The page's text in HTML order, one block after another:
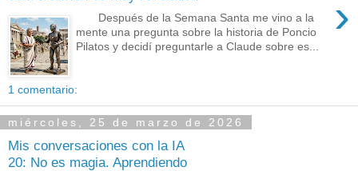
›
Después de la Semana Santa me vino a la
mente una pregunta sobre la historia de Poncio
Pilatos y decidí preguntarle a Claude sobre es...
1 comentario:
miércoles, 25 de marzo de 2026
Mis conversaciones con la IA
20: No es magia. Aprendiendo